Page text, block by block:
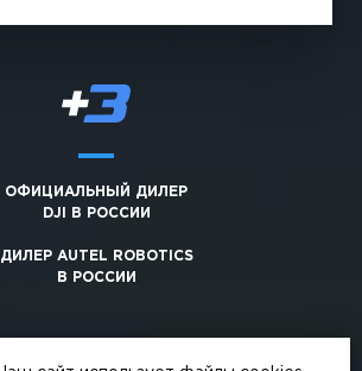
ОФИЦИАЛЬНЫЙ ДИЛЕР
DJI В РОССИИ
ДИЛЕР AUTEL ROBOTICS
В РОССИИ